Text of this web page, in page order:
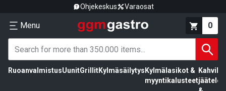
Ohjekeskus Varaosat
Menu 0
RuoanvalmistusUunitGrillitKylmäsäilytys Kylmälasikot &
myyntikalusteet
Kahvila,
jäätelö